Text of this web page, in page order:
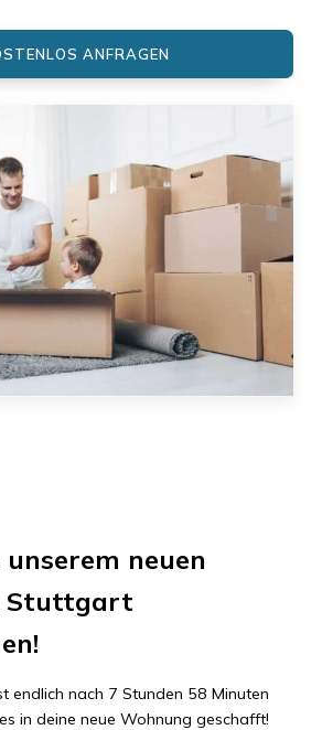
ANFRAGEN
neuen
Stuttgart
endlich nach 7 Stunden 58 Minuten
in deine neue Wohnung geschafft!